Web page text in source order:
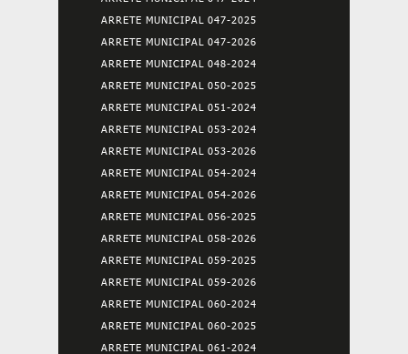
ARRETE MUNICIPAL 047-2025
ARRETE MUNICIPAL 047-2026
ARRETE MUNICIPAL 048-2024
ARRETE MUNICIPAL 050-2025
ARRETE MUNICIPAL 051-2024
ARRETE MUNICIPAL 053-2024
ARRETE MUNICIPAL 053-2026
ARRETE MUNICIPAL 054-2024
ARRETE MUNICIPAL 054-2026
ARRETE MUNICIPAL 056-2025
ARRETE MUNICIPAL 058-2026
ARRETE MUNICIPAL 059-2025
ARRETE MUNICIPAL 059-2026
ARRETE MUNICIPAL 060-2024
ARRETE MUNICIPAL 060-2025
ARRETE MUNICIPAL 061-2024